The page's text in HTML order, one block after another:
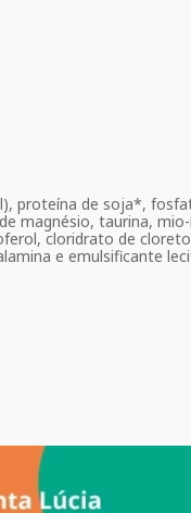
proteína de soja*,
magnésio, taurina,
cloridrato de
e emulsificante